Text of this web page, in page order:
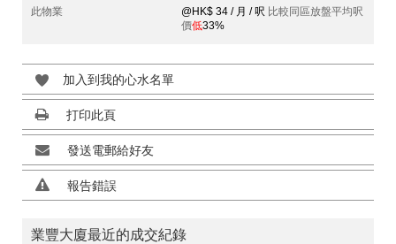
此物業
@HK$ 34 / 月 / 呎 比較同區放盤平均呎
價低33%
加入到我的心水名單
打印此頁
發送電郵給好友
報告錯誤
業豐大廈最近的成交紀錄